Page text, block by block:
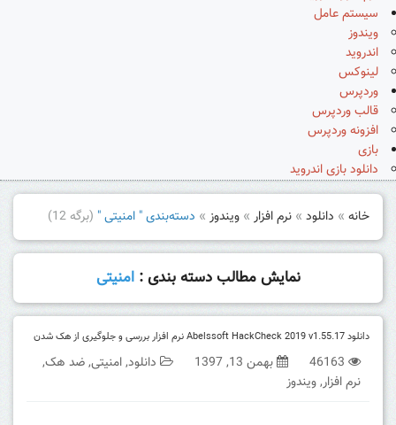
سیستم عامل
ویندوز
اندروید
لینوکس
وردپرس
قالب وردپرس
افزونه وردپرس
بازی
دانلود بازی اندروید
خانه » دانلود » نرم افزار » ویندوز » دسته‌بندی " امنیتی " (برگه 12)
نمایش مطالب دسته بندی :امنیتی
دانلود Abelssoft HackCheck 2019 v1.55.17 نرم افزار بررسی و جلوگیری از هک شدن
46163 بهمن 13, 1397 دانلود,امنیتی,ضد هک,
نرم افزار,ویندوز